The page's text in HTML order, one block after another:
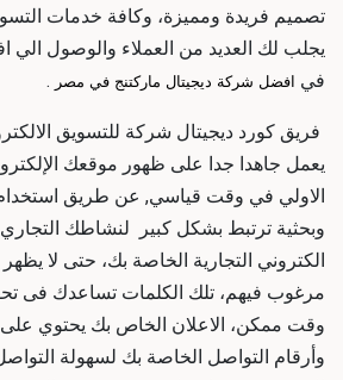
تصميم فريدة ومميزة، وكافة خدمات
يجلب لك العديد من العملاء والوصول الي
في افضل شركة ديجيتال ماركتنج في مصر .
فريق كورد ديجيتال شركة للتسويق
يعمل جاهدا جدا على ظهور موقعك
الاولي في وقت قياسي, عن طريق
وبحثية ترتبط بشكل كبير لنشاطك التجاري
الكتروني التجارية الخاصة بك، حتى لا يظهر
مرغوب فيهم، تلك الكلمات تساعدك فى
وقت ممكن، الاعلان الخاص بك يحتوي على
وأرقام التواصل الخاصة بك لسهولة